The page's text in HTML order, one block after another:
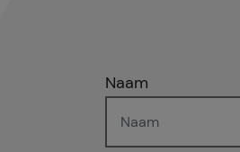
Naam